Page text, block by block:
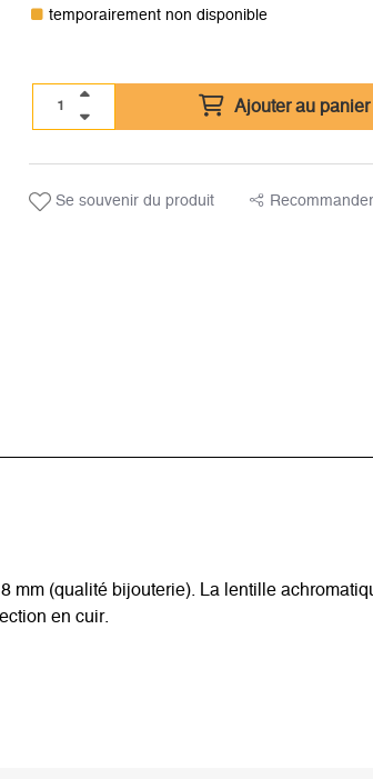
temporairement non disponible
Ajouter au panier
Se souvenir du produit
mm (qualité bijouterie). La lentille
en cuir.